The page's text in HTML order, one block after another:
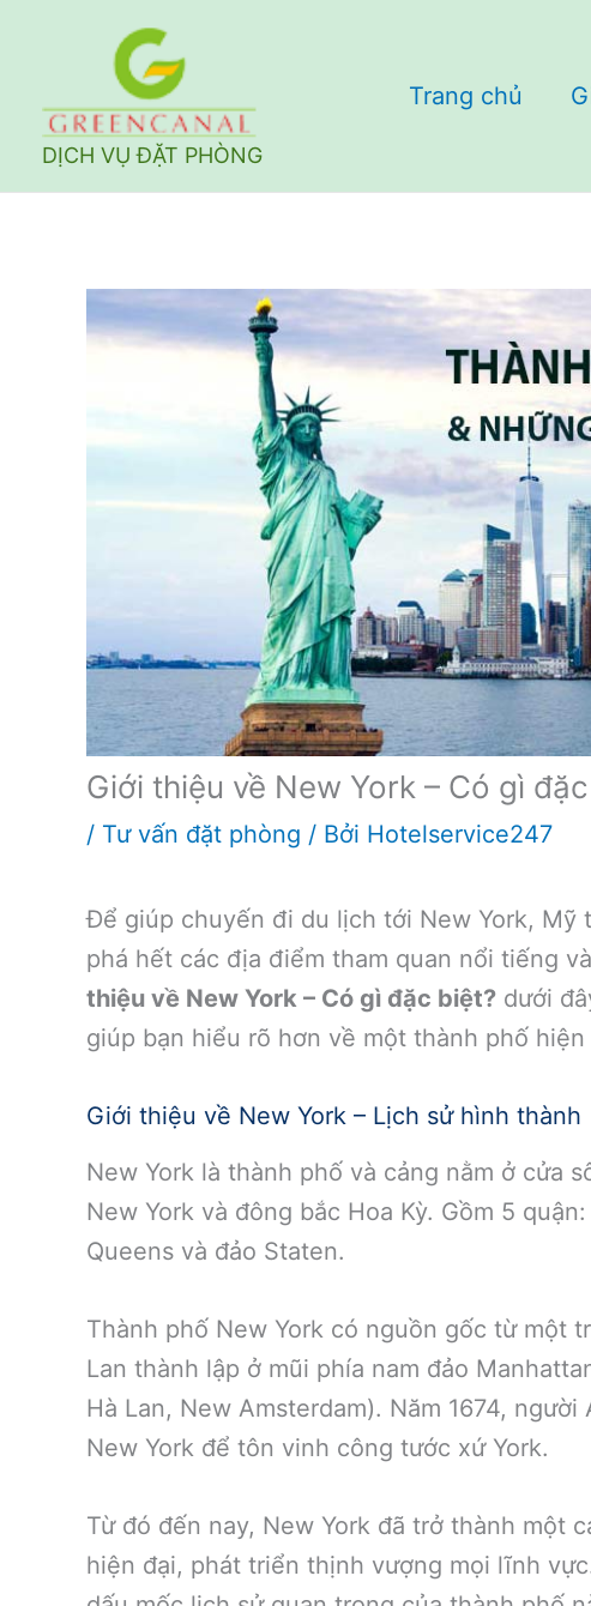
dung
DỊCH VỤ ĐẶT PHÒNG
Trang chủ
Giới thiệu về New York – Có gì
/ Tư vấn đặt phòng / Bởi Hotelservice247
Để giúp chuyến đi du lịch tới New York, Mỹ
phá hết các địa điểm tham quan nổi tiếng
thiệu về New York – Có gì đặc biệt? dưới
giúp bạn hiểu rõ hơn về một thành phố
Giới thiệu về New York – Lịch sử hình thành
New York là thành phố và cảng nằm ở cửa
New York và đông bắc Hoa Kỳ. Gồm 5
Queens và đảo Staten.
Thành phố New York có nguồn gốc từ một
Lan thành lập ở mũi phía nam đảo
Hà Lan, New Amsterdam). Năm 1674,
New York để tôn vinh công tước xứ York.
Từ đó đến nay, New York đã trở thành một
hiện đại, phát triển thịnh vượng mọi lĩnh